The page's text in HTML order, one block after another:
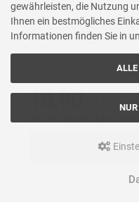
6 Staubsaugerbeutel
VK150 kompatibel
18,90
In
gewährleisten, die Nutzung
Ihnen ein bestmögliches
Informationen finden Sie in
NUR